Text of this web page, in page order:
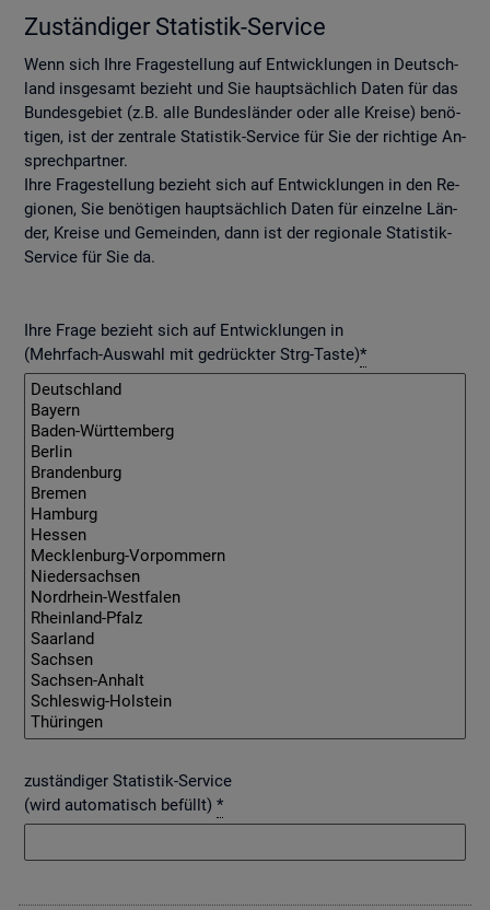
Zu­stän­di­ger Sta­tis­tik-Ser­vice
Wenn sich Ihre Fra­ge­stel­lung auf Ent­wick­lun­gen in Deutsch­
land ins­ge­samt be­zieht und Sie haupt­säch­lich Daten für das
Bun­des­ge­biet (z.B. alle Bun­des­län­der oder alle Krei­se) be­nö­
ti­gen, ist der zen­tra­le Sta­tis­tik-Ser­vice für Sie der rich­ti­ge An­
sprech­part­ner.
Ihre Fra­ge­stel­lung be­zieht sich auf Ent­wick­lun­gen in den Re­
gio­nen, Sie be­nö­ti­gen haupt­säch­lich Daten für ein­zel­ne Län­
der, Krei­se und Ge­mein­den, dann ist der re­gio­na­le Sta­tis­tik-
Ser­vice für Sie da.
Ihre Frage bezieht sich auf Entwicklungen in
(Mehrfach-Auswahl mit gedrückter Strg-Taste)*
zuständiger Statistik-Service
(wird automatisch befüllt) *